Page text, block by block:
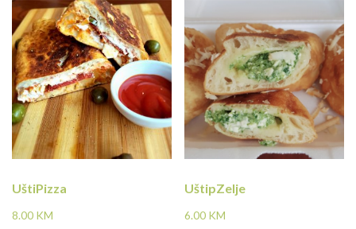
UštiPizza
8.00 KM
UštipZelje
6.00 KM